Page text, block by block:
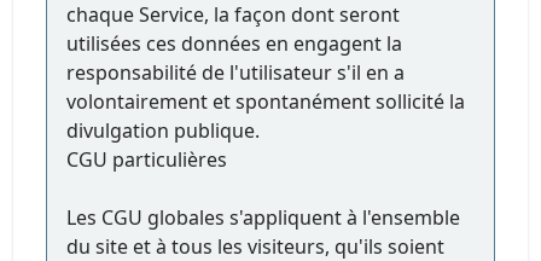
chaque Service, la façon dont seront
utilisées ces données en engagent la
responsabilité de l'utilisateur s'il en a
volontairement et spontanément sollicité la
divulgation publique.
CGU particulières
Les CGU globales s'appliquent à l'ensemble
du site et à tous les visiteurs, qu'ils soient